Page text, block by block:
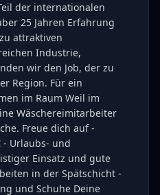
der internationalen
25 Jahren Erfahrung
attraktiven
Industrie,
wir den Job, der zu
Region. Für ein
im Raum Weil im
Wäschereimitarbeiter
Freue dich auf -
- Urlaubs- und
Einsatz und gute
in der Spätschicht -
und Schuhe Deine